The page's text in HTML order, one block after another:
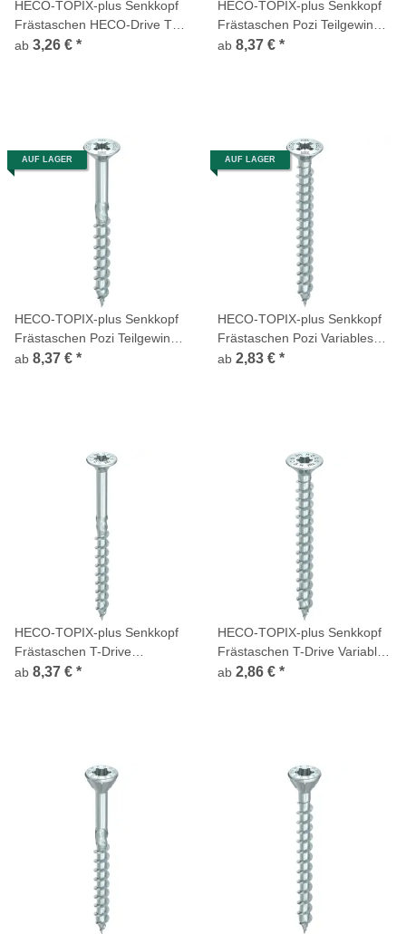
HECO-TOPIX-plus Senkkopf
Frästaschen HECO-Drive TX
verzinkt
ab 3,26 € *
HECO-TOPIX-plus Senkkopf
Frästaschen Pozi Teilgewinde
gelb chromatiert
ab 8,37 € *
AUF LAGER
HECO-TOPIX-plus Senkkopf
Frästaschen Pozi Teilgewinde
verzinkt
ab 8,37 € *
AUF LAGER
HECO-TOPIX-plus Senkkopf
Frästaschen Pozi Variables
Vollgewinde verzinkt
ab 2,83 € *
HECO-TOPIX-plus Senkkopf
Frästaschen T-Drive
Teilgewinde verzinkt
ab 8,37 € *
HECO-TOPIX-plus Senkkopf
Frästaschen T-Drive Variables
Vollgewinde verzinkt
ab 2,86 € *